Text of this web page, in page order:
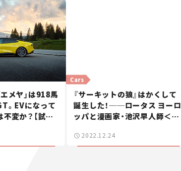
メヤ」は918馬
。EVになって
変か？【試乗
Cars
『サーキットの狼』はかくして
誕生した！──ロータス ヨーロ
ッパと漫画家・池沢早人師＜前
2022.12.24